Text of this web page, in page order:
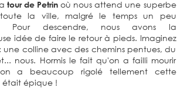
tour de Petrin où nous attend une superbe
la ville, malgré le temps un peu
Pour descendre, nous avons la
idée de faire le retour à pieds. Imaginez
une colline avec des chemins pentues, du
nous. Hormis le fait qu'on a failli mourir
a beaucoup rigolé tellement cette
était épique !